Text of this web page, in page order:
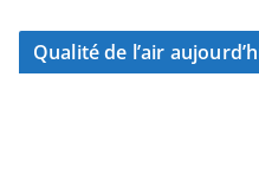
Qualité de l’air